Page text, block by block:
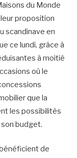
du Monde
proposition
scandinave en
ce lundi, grâce à
à moitié
où le
que la
les possibilités
budget.
de